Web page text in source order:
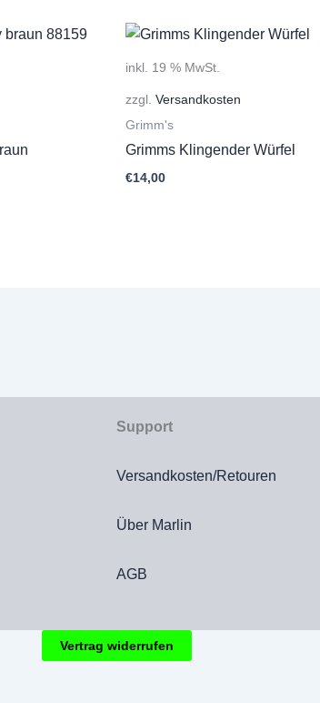
inkl. 19 % MwSt.
zzgl. Versandkosten
Grimm's
Grimms Klingender Würfel
€14,00
Support
Versandkosten/Retouren
Über Marlin
AGB
Vertrag widerrufen